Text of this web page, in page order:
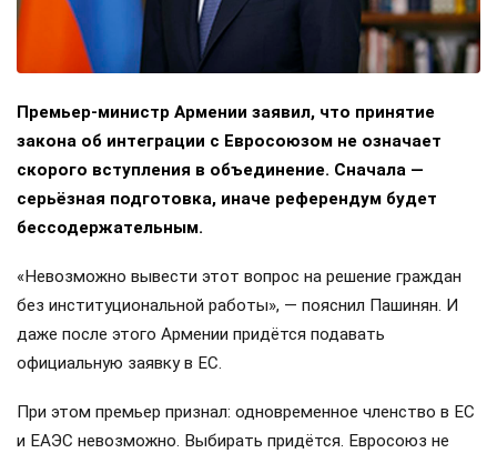
Премьер-министр Армении заявил, что принятие
закона об интеграции с Евросоюзом не означает
скорого вступления в объединение. Сначала —
серьёзная подготовка, иначе референдум будет
бессодержательным.
«Невозможно вывести этот вопрос на решение граждан
без институциональной работы», — пояснил Пашинян. И
даже после этого Армении придётся подавать
официальную заявку в ЕС.
При этом премьер признал: одновременное членство в ЕС
и ЕАЭС невозможно. Выбирать придётся. Евросоюз не